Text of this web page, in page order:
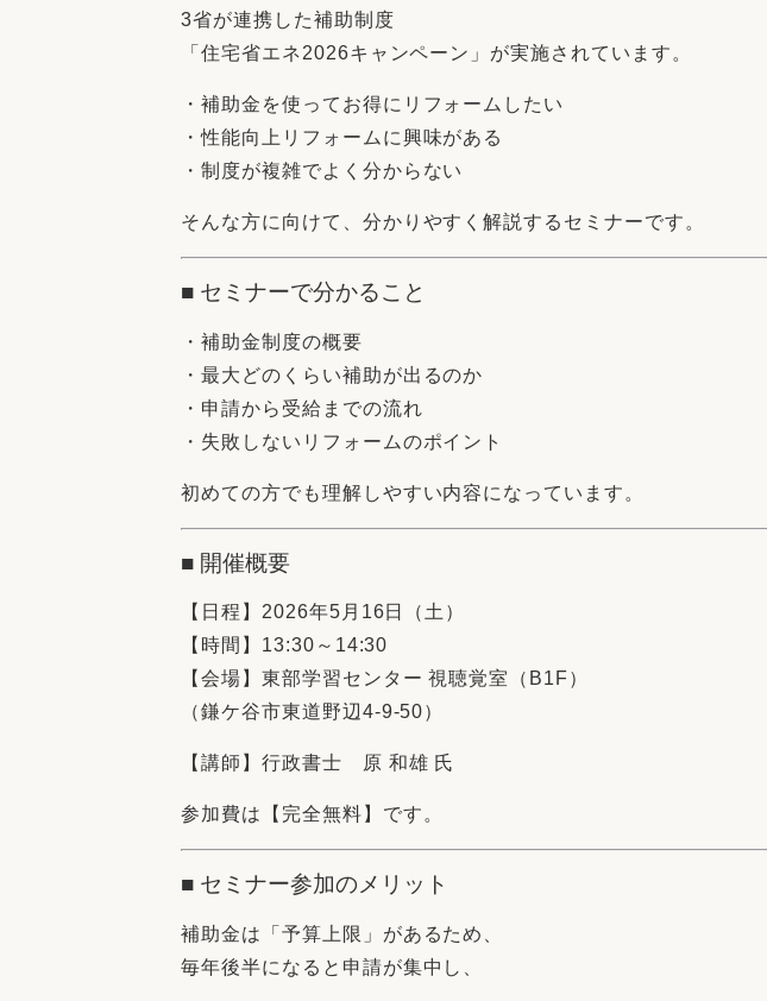
3省が連携した補助制度
「住宅省エネ2026キャンペーン」が実施されています。
・補助金を使ってお得にリフォームしたい
・性能向上リフォームに興味がある
・制度が複雑でよく分からない
そんな方に向けて、分かりやすく解説するセミナーです。
■ セミナーで分かること
・補助金制度の概要
・最大どのくらい補助が出るのか
・申請から受給までの流れ
・失敗しないリフォームのポイント
初めての方でも理解しやすい内容になっています。
■ 開催概要
【日程】2026年5月16日（土）
【時間】13:30～14:30
【会場】東部学習センター 視聴覚室（B1F）
（鎌ケ谷市東道野辺4-9-50）
【講師】行政書士 原 和雄 氏
参加費は【完全無料】です。
■ セミナー参加のメリット
補助金は「予算上限」があるため、
毎年後半になると申請が集中し、